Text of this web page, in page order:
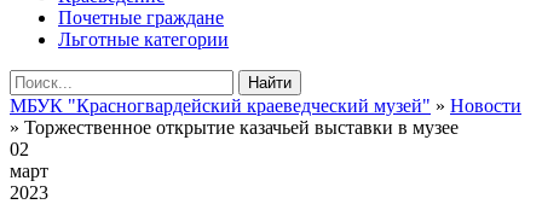
Почетные граждане
Льготные категории
Найти
МБУК "Красногвардейский краеведческий музей" » Новости
» Торжественное открытие казачьей выставки в музее
02
март
2023